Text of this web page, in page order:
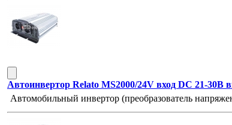
Автоинвертор Relato MS2000/24V вход DC 21-30В
Автомобильный инвертор (преобразователь